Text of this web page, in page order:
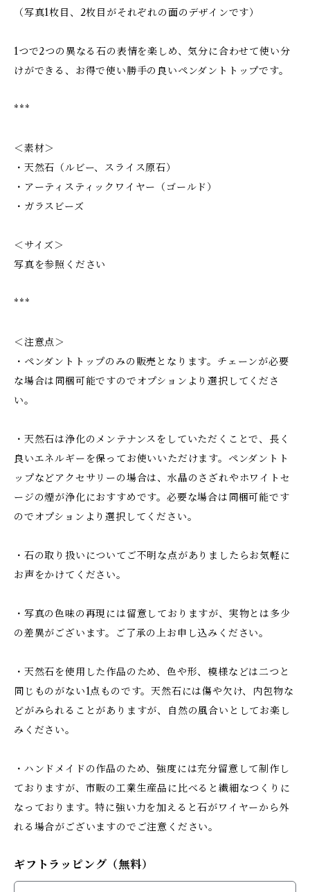
（写真1枚目、2枚目がそれぞれの面のデザインです）
1つで2つの異なる石の表情を楽しめ、気分に合わせて使い分
けができる、お得で使い勝手の良いペンダントトップです。
***
＜素材＞
・天然石（ルビー、スライス原石）
・アーティスティックワイヤー（ゴールド）
・ガラスビーズ
＜サイズ＞
写真を参照ください
***
＜注意点＞
・ペンダントトップのみの販売となります。チェーンが必要
な場合は同梱可能ですのでオプションより選択してくださ
い。
・天然石は浄化のメンテナンスをしていただくことで、長く
良いエネルギーを保ってお使いいただけます。ペンダントト
ップなどアクセサリーの場合は、水晶のさざれやホワイトセ
ージの煙が浄化におすすめです。必要な場合は同梱可能です
のでオプションより選択してください。
・石の取り扱いについてご不明な点がありましたらお気軽に
お声をかけてください。
・写真の色味の再現には留意しておりますが、実物とは多少
の差異がございます。ご了承の上お申し込みください。
・天然石を使用した作品のため、色や形、模様などは二つと
同じものがない1点ものです。天然石には傷や欠け、内包物な
どがみられることがありますが、自然の風合いとしてお楽し
みください。
・ハンドメイドの作品のため、強度には充分留意して制作し
ておりますが、市販の工業生産品に比べると繊細なつくりに
なっております。特に強い力を加えると石がワイヤーから外
れる場合がございますのでご注意ください。
ギフトラッピング（無料）